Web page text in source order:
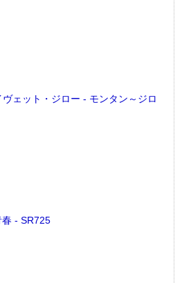
ェット・ジロー - モンタン～ジロ
- SR725